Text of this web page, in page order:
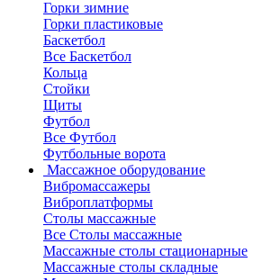
Горки зимние
Горки пластиковые
Баскетбол
Все Баскетбол
Кольца
Стойки
Щиты
Футбол
Все Футбол
Футбольные ворота
Массажное оборудование
Вибромассажеры
Виброплатформы
Столы массажные
Все Столы массажные
Массажные столы стационарные
Массажные столы складные